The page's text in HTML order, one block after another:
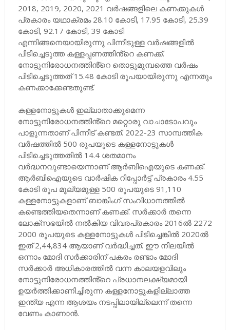
2018, 2019, 2020, 2021 വർഷങ്ങളിലെ കണക്കുകൾ
പ്രകാരം യഥാക്രമം 28.10 കോടി, 17.95 കോടി, 25.39
കോടി, 92.17 കോടി, 39 കോടി
എന്നിങ്ങനെയായിരുന്നു പിന്നീടുള്ള വർഷങ്ങളിൽ
പിടിച്ചെടുത്ത കള്ളപ്പണത്തിൻ്റെ കണക്ക്.
നോട്ടുനിരോധനത്തിൻ്റെ തൊട്ടുമുമ്പത്തെ വർഷം
പിടിച്ചെടുത്തത് 15.48 കോടി രൂപയായിരുന്നു എന്നതും
കണക്കാക്കേണ്ടതുണ്ട്.
കള്ളനോട്ടുകൾ ഇല്ലാതാക്കുമെന്ന
നോട്ടുനിരോധനത്തിൻ്റെ മറ്റൊരു വാചാടോപവും
പാളുന്നതാണ് പിന്നീട് കണ്ടത്. 2022-23 സാമ്പത്തിക
വർഷത്തിൽ 500 രൂപയുടെ കള്ളനോട്ടുകൾ
പിടിച്ചെടുത്തതിൽ 14.4 ശതമാനം
വർദ്ധനവുണ്ടായെന്നാണ് ആർബിഐയുടെ കണക്ക്.
ആർബിഐയുടെ വാർഷിക റിപ്പോർട്ട് പ്രകാരം 4.55
കോടി രൂപ മൂല്യമുള്ള 500 രൂപയുടെ 91,110
കള്ളനോട്ടുകളാണ് ബാങ്കിംഗ് സംവിധാനത്തിൽ
കണ്ടെത്തിയതെന്നാണ് കണക്ക്. സർക്കാർ തന്നെ
ലോക്സഭയിൽ നൽകിയ വിവരപ്രകാരം 2016ൽ 2272
2000 രൂപയുടെ കള്ളനോട്ടുകൾ പിടിച്ചെങ്കിൽ 2020ൽ
ഇത് 2,44,834 ആയാണ് വർദ്ധിച്ചത്. ഈ നിലയിൽ
ഒന്നാം മോദി സർക്കാരിന് പകരം രണ്ടാം മോദി
സർക്കാർ അധികാരത്തിൽ വന്ന കാലയളവിലും
നോട്ടുനിരോധനത്തിൻ്റെ പ്രധാനലക്ഷ്യമായി
ഉയർത്തിക്കാണിച്ചിരുന്ന കള്ളനോട്ടുകളില്ലാത്ത
ഇന്ത്യ എന്ന ആശയം നടപ്പിലായില്ലെന്ന് തന്നെ
വേണം കാണാൻ.